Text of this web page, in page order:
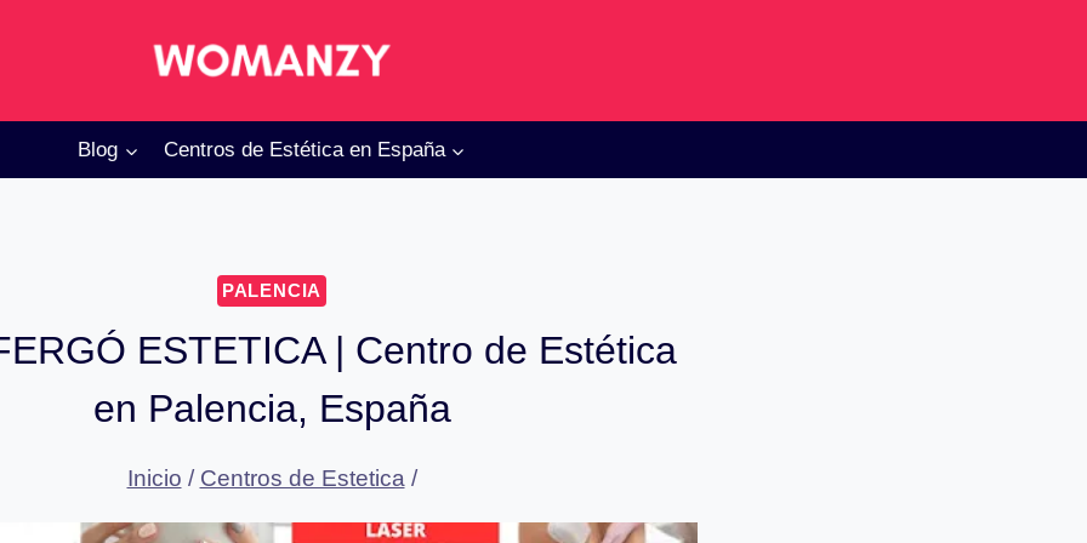
Blog Centros de Estética en España
PALENCIA
ESTETICA | Centro de Estética
en Palencia, España
Inicio / Centros de Estetica /